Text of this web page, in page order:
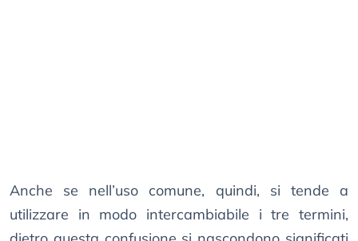
Anche se nell’uso comune, quindi, si tende a
utilizzare in modo intercambiabile i tre termini,